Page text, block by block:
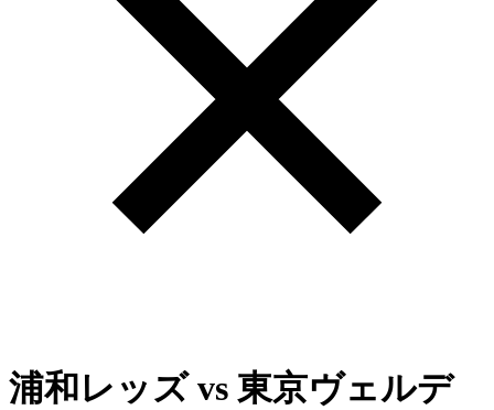
浦和レッズvs 東京ヴェルデ